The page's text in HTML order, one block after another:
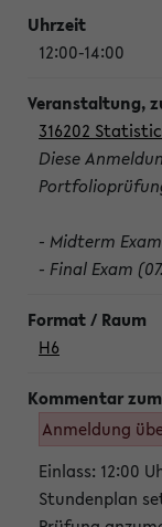
12:00-14:00
316202
Diese
- Midterm
- Final Exam
H6
Anmeldung
Einlass: 12:00
Stundenplan